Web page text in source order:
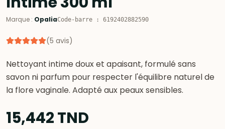
Marque : OpaliaCode-barre : 6192402882590
(5 avis)
Nettoyant intime doux et apaisant, formulé sans
savon ni parfum pour respecter l'équilibre naturel de
la flore vaginale. Adapté aux peaux sensibles.
15,442TND